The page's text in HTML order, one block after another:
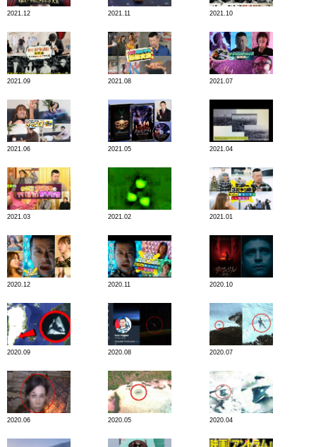
2021.12 2021.11 2021.10
2021.09 2021.08 2021.07
2021.06 2021.05 2021.04
2021.03 2021.02 2021.01
2020.12 2020.11 2020.10
2020.09 2020.08 2020.07
2020.06 2020.05 2020.04